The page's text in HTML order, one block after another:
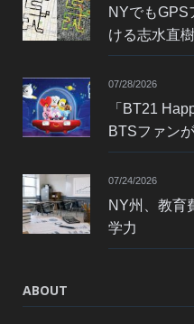
NYでも
ける志水直
07/28/2026
「BT21
BTSファン
07/24/2026
NY州、教育
学力
ABOUT